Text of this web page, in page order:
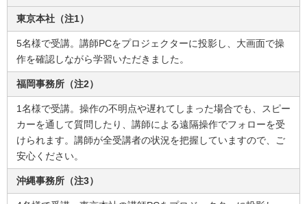
東京本社（注1）
5名様で受講。講師PCをプロジェクターに投影し、大画面で操
作を確認しながら学習いただきました。
福岡事務所（注2）
1名様で受講。操作の不明点や遅れてしまった場合でも、スピー
カーを通して質問したり、講師による遠隔操作でフォローを受
けられます。講師が全受講者の状況を把握していますので、ご
安心ください。
沖縄事務所（注3）